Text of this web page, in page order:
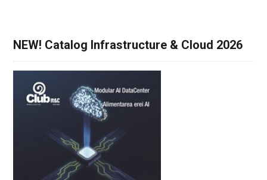
NEW! Catalog Infrastructure & Cloud 2026